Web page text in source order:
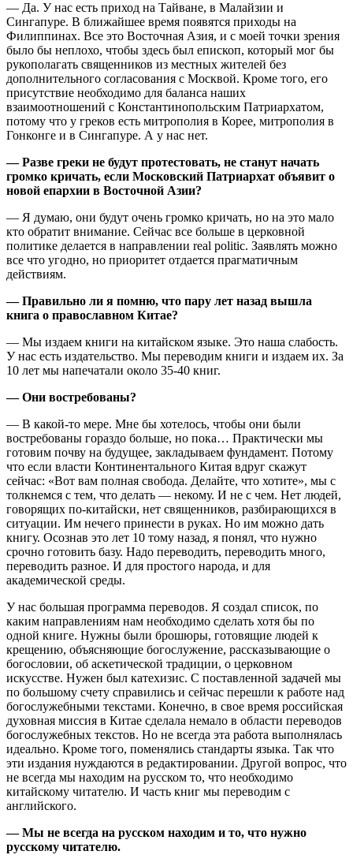
— Да. У нас есть приход на Тайване, в Малайзии и
Сингапуре. В ближайшее время появятся приходы на
Филиппинах. Все это Восточная Азия, и с моей точки зрения
было бы неплохо, чтобы здесь был епископ, который мог бы
рукополагать священников из местных жителей без
дополнительного согласования с Москвой. Кроме того, его
присутствие необходимо для баланса наших
взаимоотношений с Константинопольским Патриархатом,
потому что у греков есть митрополия в Корее, митрополия в
Гонконге и в Сингапуре. А у нас нет.
— Разве греки не будут протестовать, не станут начать
громко кричать, если Московский Патриархат объявит о
новой епархии в Восточной Азии?
— Я думаю, они будут очень громко кричать, но на это мало
кто обратит внимание. Сейчас все больше в церковной
политике делается в направлении real politic. Заявлять можно
все что угодно, но приоритет отдается прагматичным
действиям.
— Правильно ли я помню, что пару лет назад вышла
книга о православном Китае?
— Мы издаем книги на китайском языке. Это наша слабость.
У нас есть издательство. Мы переводим книги и издаем их. За
10 лет мы напечатали около 35-40 книг.
— Они востребованы?
— В какой-то мере. Мне бы хотелось, чтобы они были
востребованы гораздо больше, но пока… Практически мы
готовим почву на будущее, закладываем фундамент. Потому
что если власти Континентального Китая вдруг скажут
сейчас: «Вот вам полная свобода. Делайте, что хотите», мы с
толкнемся с тем, что делать — некому. И не с чем. Нет людей,
говорящих по-китайски, нет священников, разбирающихся в
ситуации. Им нечего принести в руках. Но им можно дать
книгу. Осознав это лет 10 тому назад, я понял, что нужно
срочно готовить базу. Надо переводить, переводить много,
переводить разное. И для простого народа, и для
академической среды.
У нас большая программа переводов. Я создал список, по
каким направлениям нам необходимо сделать хотя бы по
одной книге. Нужны были брошюры, готовящие людей к
крещению, объясняющие богослужение, рассказывающие о
богословии, об аскетической традиции, о церковном
искусстве. Нужен был катехизис. С поставленной задачей мы
по большому счету справились и сейчас перешли к работе над
богослужебными текстами. Конечно, в свое время российская
духовная миссия в Китае сделала немало в области переводов
богослужебных текстов. Но не всегда эта работа выполнялась
идеально. Кроме того, поменялись стандарты языка. Так что
эти издания нуждаются в редактировании. Другой вопрос, что
не всегда мы находим на русском то, что необходимо
китайскому читателю. И часть книг мы переводим с
английского.
— Мы не всегда на русском находим и то, что нужно
русскому читателю.